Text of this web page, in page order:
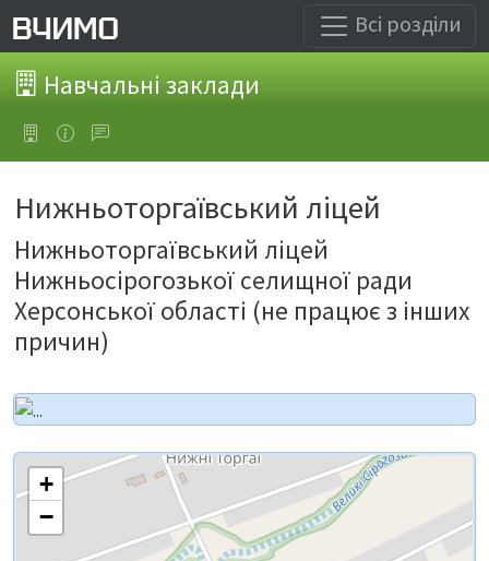
Всі розділи
Навчальні заклади
Нижньоторгаївський ліцей
Нижньоторгаївський ліцей
Нижньосірогозької селищної ради
Херсонської області (не працює з інших
причин)
+
−